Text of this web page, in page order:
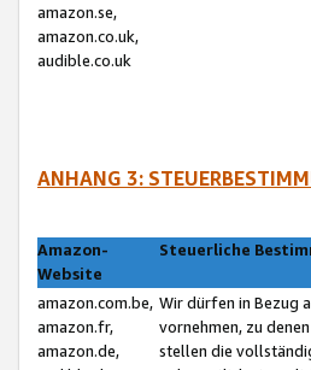
amazon.se,
amazon.co.uk,
audible.co.uk
ANHANG 3:
Amazon-
Website
Steuerliche
amazon.com.be,
amazon.fr,
amazon.de,
Wir dürfen in Bezug
vornehmen, zu
stellen die